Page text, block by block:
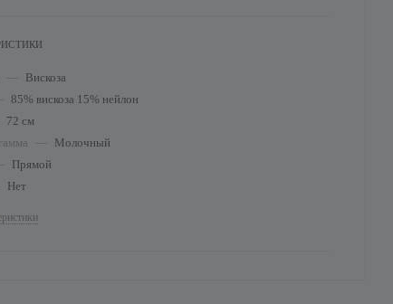
Вискоза
85% вискоза 15% нейлон
72 см
Молочный
Прямой
Нет